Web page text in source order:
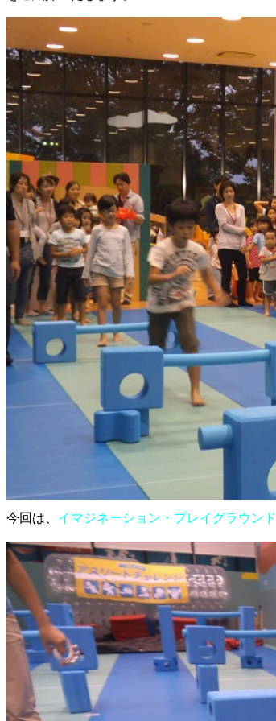
今回は、 イマジネーション・プレイグラウンド